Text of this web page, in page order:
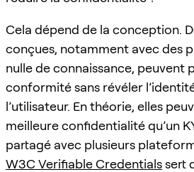
Cela dépend de la conception.
conçues, notamment avec des
nulle de connaissance, peuvent
conformité sans révéler
l’utilisateur. En théorie, elles
meilleure confidentialité qu’un
partagé avec plusieurs
W3C Verifiable Credentialssert